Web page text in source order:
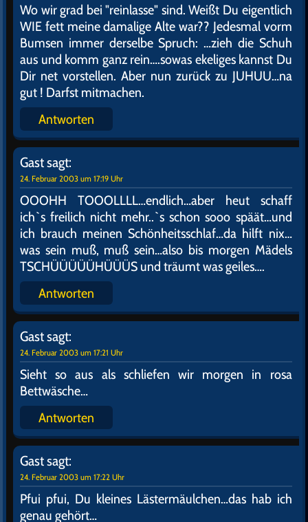
JUCHUUHUU ihr zwei schneidigen Purschen ! Habt
ihr euch so gedacht ihr Ferkel.Ich bin auch noch da
und WILL mitmachen…oh Bitte bitte bitte ! Ich
mach mich auch GAAANZ klein störe nicht…aber ich
hab keine Lust ewig an mir selber rumzufummeln
und immer meinen Daumen selbst zu lutschen…ihr
versteht schon…bin gelenkig…also LOS ..meldet
euch BALD…ich könnt schon wieder…
Antworten
Gastsagt:
24. Februar 2003 um 17:10 Uhr
Wolle mer ihn reinlasse ?
Antworten
Gastsagt:
24. Februar 2003 um 17:14 Uhr
Wo wir grad bei "reinlasse" sind. Weißt Du eigentlich
WIE fett meine damalige Alte war?? Jedesmal vorm
Bumsen immer derselbe Spruch: …zieh die Schuh
aus und komm ganz rein….sowas ekeliges kannst Du
Dir net vorstellen. Aber nun zurück zu JUHUU…na
gut ! Darfst mitmachen.
Antworten
Gast sagt:
24. Februar 2003 um 17:19 Uhr